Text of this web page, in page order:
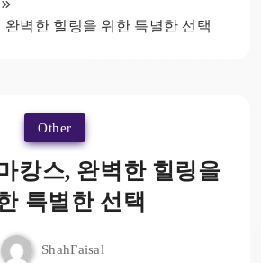
완벽한 힐링을 위한 특별한 선택
Other
캉스, 완벽한 힐링을
특별한 선택
ShahFaisal